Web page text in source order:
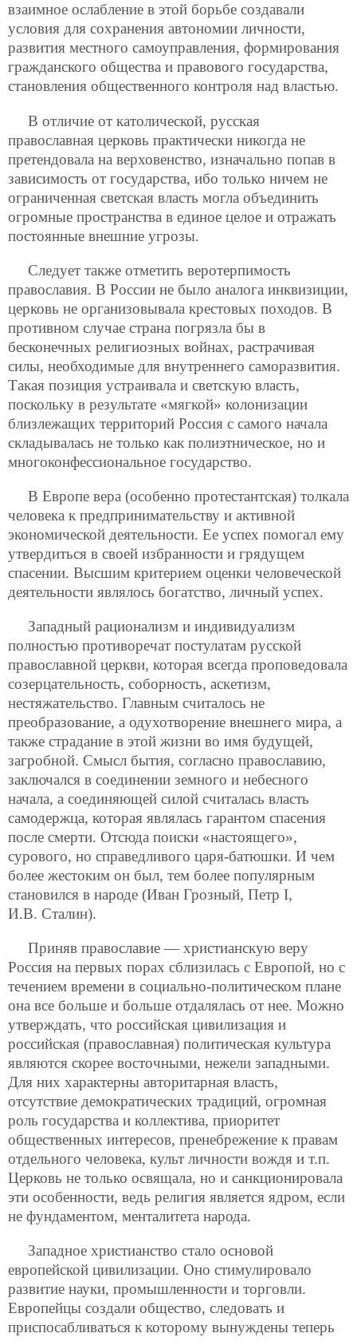
взаимное ослабление в этой борьбе создавали
условия для сохранения автономии личности,
развития местного самоуправления, формирования
гражданского общества и правового государства,
становления общественного контроля над властью.
В отличие от католической, русская
православная церковь практически никогда не
претендовала на верховенство, изначально попав в
зависимость от государства, ибо только ничем не
ограниченная светская власть могла объединить
огромные пространства в единое целое и отражать
постоянные внешние угрозы.
Следует также отметить веротерпимость
православия. В России не было аналога инквизиции,
церковь не организовывала крестовых походов. В
противном случае страна погрязла бы в
бесконечных религиозных войнах, растрачивая
силы, необходимые для внутреннего саморазвития.
Такая позиция устраивала и светскую власть,
поскольку в результате «мягкой» колонизации
близлежащих территорий Россия с самого начала
складывалась не только как полиэтническое, но и
многоконфессиональное государство.
В Европе вера (особенно протестантская) толкала
человека к предпринимательству и активной
экономической деятельности. Ее успех помогал ему
утвердиться в своей избранности и грядущем
спасении. Высшим критерием оценки человеческой
деятельности являлось богатство, личный успех.
Западный рационализм и индивидуализм
полностью противоречат постулатам русской
православной церкви, которая всегда проповедовала
созерцательность, соборность, аскетизм,
нестяжательство. Главным считалось не
преобразование, а одухотворение внешнего мира, а
также страдание в этой жизни во имя будущей,
загробной. Смысл бытия, согласно православию,
заключался в соединении земного и небесного
начала, а соединяющей силой считалась власть
самодержца, которая являлась гарантом спасения
после смерти. Отсюда поиски «настоящего»,
сурового, но справедливого царя-батюшки. И чем
более жестоким он был, тем более популярным
становился в народе (Иван Грозный, Петр I,
И.В. Сталин).
Приняв православие — христианскую веру
Россия на первых порах сблизилась с Европой, но с
течением времени в социально-политическом плане
она все больше и больше отдалялась от нее. Можно
утверждать, что российская цивилизация и
российская (православная) политическая культура
являются скорее восточными, нежели западными.
Для них характерны авторитарная власть,
отсутствие демократических традиций, огромная
роль государства и коллектива, приоритет
общественных интересов, пренебрежение к правам
отдельного человека, культ личности вождя и т.п.
Церковь не только освящала, но и санкционировала
эти особенности, ведь религия является ядром, если
не фундаментом, менталитета народа.
Западное христианство стало основой
европейской цивилизации. Оно стимулировало
развитие науки, промышленности и торговли.
Европейцы создали общество, следовать и
приспосабливаться к которому вынуждены теперь